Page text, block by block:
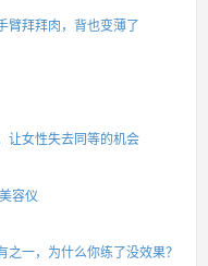
臂拜拜肉，背也变薄了
让女性失去同等的机会
容仪
一，为什么你练了没效果？